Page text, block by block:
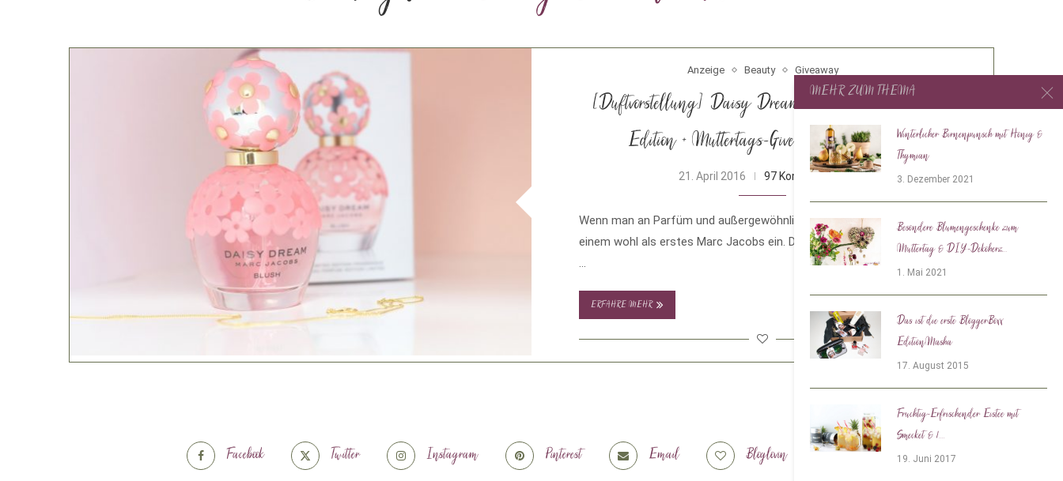
Anzeige Beauty Giveaway
[Duftvorstellung] Daisy Dream Marc Jacobs Blush
Edition + Muttertags-Giveaway [beendet]
21. April 2016 97 Kommentare
Wenn man an Parfüm und außergewöhnliche Flakons denkt, dann fällt
einem wohl als erstes Marc Jacobs ein. Der Designer ist nämlich nicht
…
ERFAHRE MEHR
Facebook Twitter Instagram Pinterest Email Bloglovin Tiktok
MEHR ZUM THEMA
Winterlicher Birnenpunsch mit Honig &
Thymian
3. Dezember 2021
Besondere Blumengeschenke zum
Muttertag & DIY-Dekoherz...
1. Mai 2021
Das ist die erste BloggerBoxx
EditionMasha
17. August 2015
Fruchtig-Erfrischender Eistee mit
Smecket & 1....
19. Juni 2017